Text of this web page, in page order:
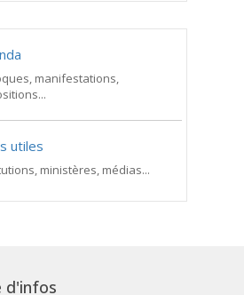
manifestations,
utiles
ministères, médias...
d'infos